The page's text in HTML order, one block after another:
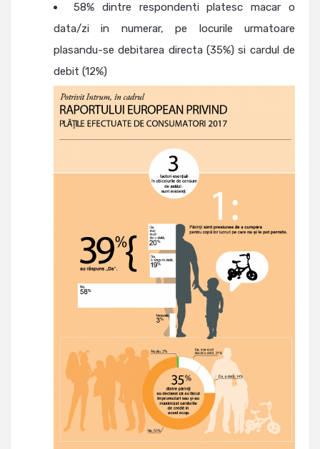
58% dintre respondenti platesc macar o
data/zi in numerar, pe locurile urmatoare
plasandu-se debitarea directa (35%) si cardul de
debit (12%)